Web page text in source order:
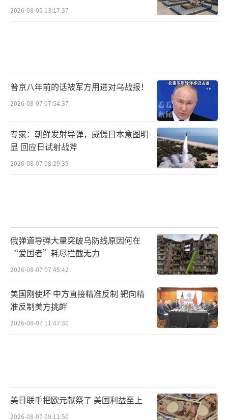
2026-08-05 13:17:37
普京八年前的话被军方用进对乌战报！
2026-08-07 07:54:37
专家：朝鲜发射导弹，威慑日本意图明
显 回应日试射战斧
2026-08-07 08:29:39
俄弹道导弹大量突破乌防线原因何在
“爱国者”耗尽拦截无力
2026-08-07 07:45:42
美国刚使坏 中方直接精准反制 靶向精
准反制美方挑衅
2026-08-07 11:47:30
美日联手把欧元献祭了 美国利益至上
2026-08-07 09:11:50